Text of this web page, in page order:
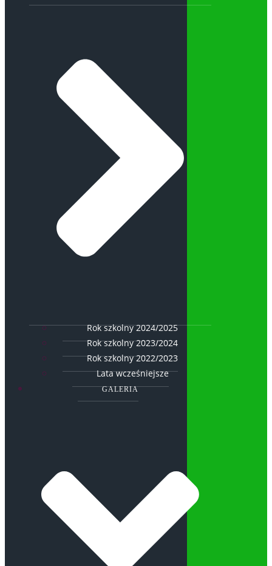
Rok szkolny 2024/2025
Rok szkolny 2023/2024
Rok szkolny 2022/2023
Lata wcześniejsze
GALERIA